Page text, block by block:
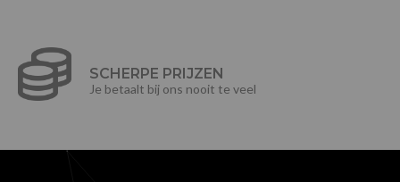
SCHERPE PRIJZEN
Je betaalt bij ons nooit te veel